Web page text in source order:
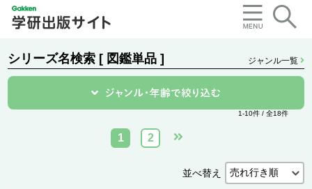
シリーズ名検索 [ 図鑑単品 ] ジャンル一覧
1-10件 / 全18件
1 2
並べ替え